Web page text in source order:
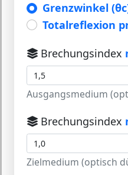
Grenzwinkel
Totalreflexion
Brechungsindex
Ausgangsmedium
Brechungsindex
Zielmedium (optisch